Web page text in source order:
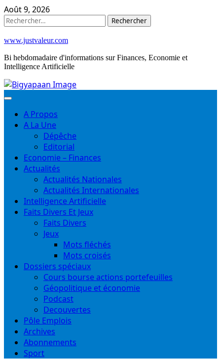
Skip
to
Août 9, 2026
Rechercher :
www.justvaleur.com
Bi hebdomadaire d'informations sur Finances, Economie et
Intelligence Artificielle
A Propos
A La Une
Dépêche
Editorial
Economie – Finances
Actualités
Actualités Nationales
Actualités Internationales
Intelligence Artificielle
Faits Divers Et Jeux
Faits Divers
Jeux
Mots fléchés
Mots croisés
Dossiers spéciaux
Cours bourse actions portefeuilles
Géopolitique et économie
Podcast
Decouvertes
Pôle Emplois
Archives
Abonnements
Sport